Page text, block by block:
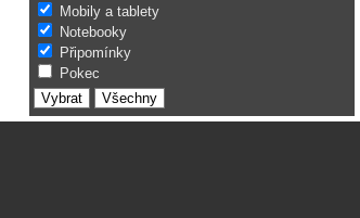
Mobily a tablety
Notebooky
Připomínky
Pokec